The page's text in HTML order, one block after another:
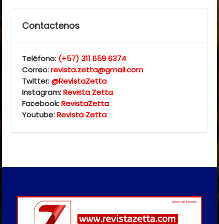
Contactenos
Teléfono: (+57) 311 659 6374
Correo:revista.zetta@gmail.com
Twitter:@RevistaZetta
Instagram:Revista Zetta
Facebook:RevistaZetta
Youtube:Revista Zetta